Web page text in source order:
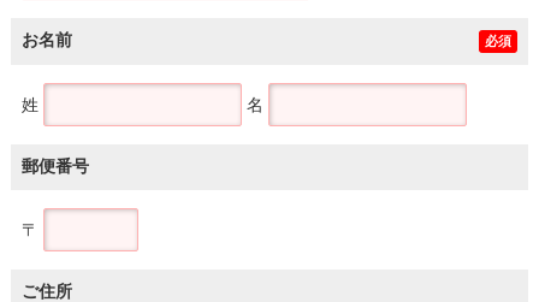
お名前 必須
姓 名
郵便番号
〒
ご住所